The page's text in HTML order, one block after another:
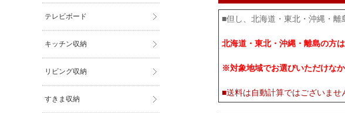
■但し、北海道・東北・沖縄・離
北海道・東北・沖縄・離島の方
※対象地域でお選びいただけな
■送料は自動計算ではございませ
テレビボード
キッチン収納
リビング収納
すきま収納